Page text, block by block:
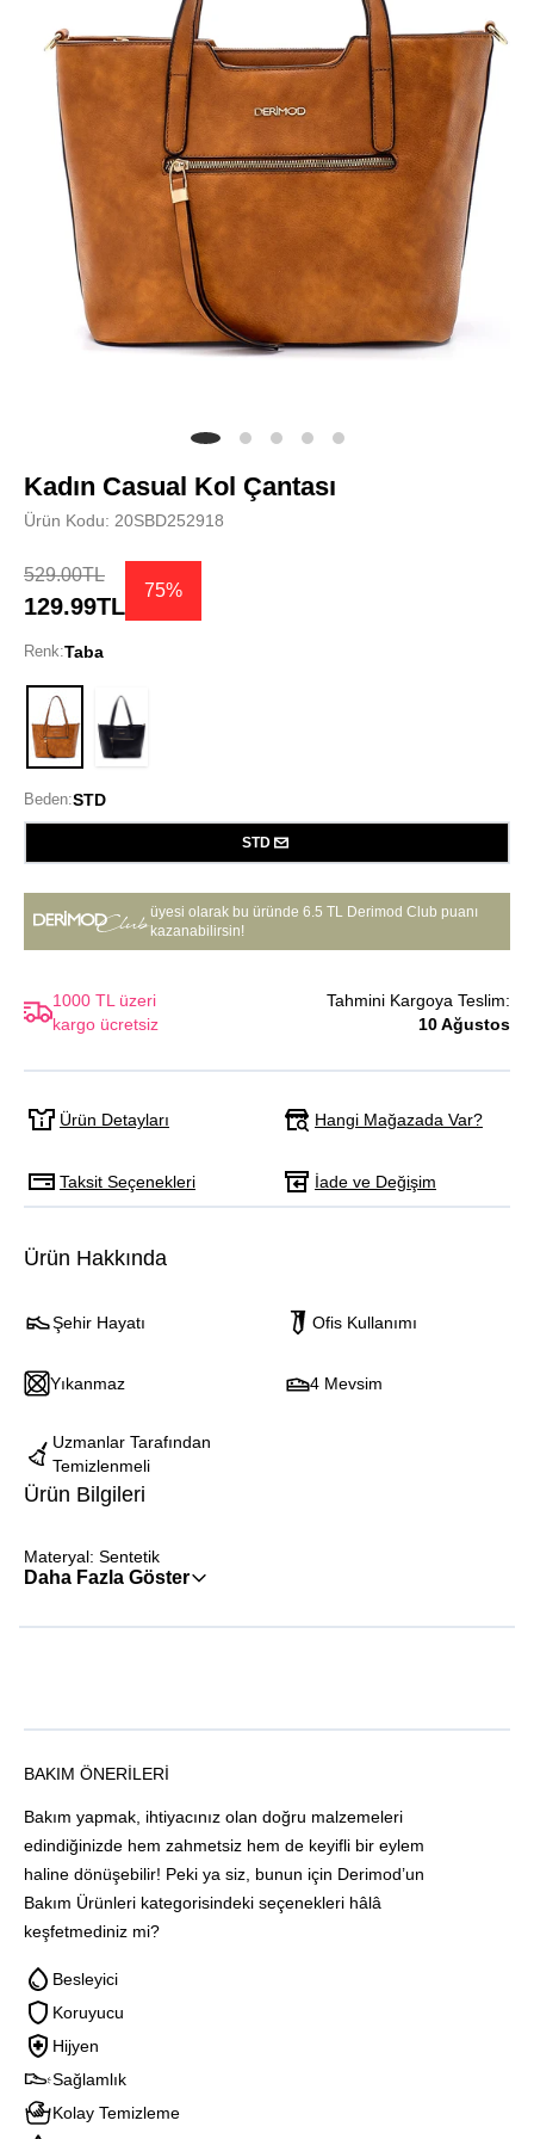
Kadın Casual Kol Çantası
Ürün Kodu: 20SBD252918
529.00TL
129.99TL
75%
Renk:Taba
Taba
Beden:STD
STD
üyesi olarak bu üründe 6.5 TL Derimod Club puanı
kazanabilirsin!
1000 TL üzeri
kargo ücretsiz
Tahmini Kargoya Teslim:
10 Ağustos
Ürün Detayları Hangi Mağazada Var?
Taksit Seçenekleri İade ve Değişim
Ürün Hakkında
Şehir Hayatı Ofis Kullanımı
Yıkanmaz 4 Mevsim
Uzmanlar Tarafından
Temizlenmeli
Ürün Bilgileri
Materyal: Sentetik
Daha Fazla Göster
BAKIM ÖNERILERI
Bakım yapmak, ihtiyacınız olan doğru malzemeleri
edindiğinizde hem zahmetsiz hem de keyifli bir eylem
haline dönüşebilir! Peki ya siz, bunun için Derimod’un
Bakım Ürünleri kategorisindeki seçenekleri hâlâ
keşfetmediniz mi?
Besleyici
Koruyucu
Hijyen
Sağlamlık
Kolay Temizleme